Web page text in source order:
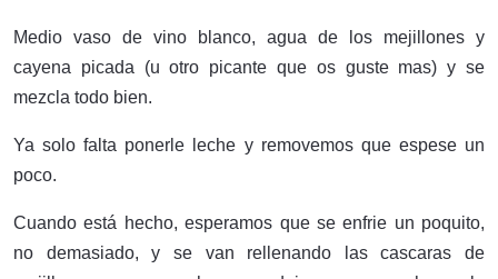
Medio vaso de vino blanco, agua de los mejillones y
cayena picada (u otro picante que os guste mas) y se
mezcla todo bien.
Ya solo falta ponerle leche y removemos que espese un
poco.
Cuando está hecho, esperamos que se enfrie un poquito,
no demasiado, y se van rellenando las cascaras de